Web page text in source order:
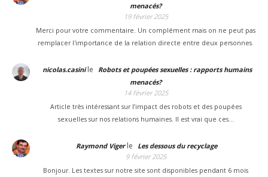
menacés?
19 février 2025
Merci pour votre commentaire. Un complément mais on ne peut pas
remplacer l'importance de la relation directe entre deux personnes.
nicolas.casinile
Robots et poupées sexuelles : rapports humains
menacés?
14 février 2025
Article très intéressant sur l’impact des robots et des poupées
sexuelles sur nos relations humaines. Il est vrai que ces…
Raymond Vigerle
Les dessous du recyclage
9 février 2025
Bonjour. Les textes sur notre site sont disponibles pendant 6 mois